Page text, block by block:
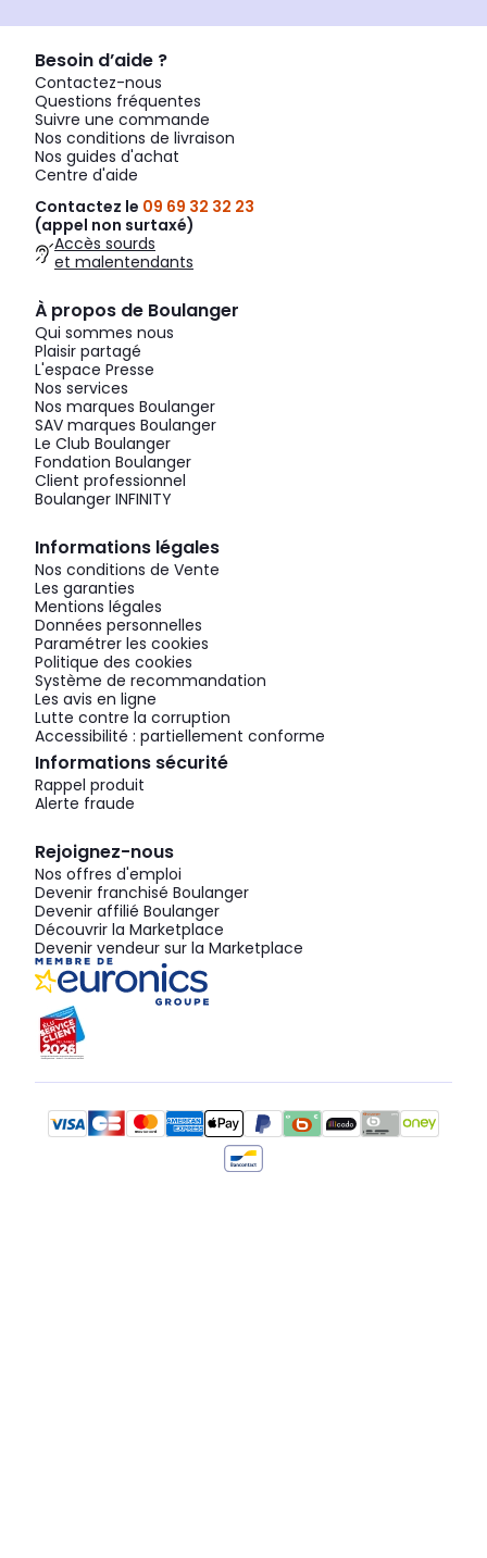
Besoin d’aide ?
Contactez-nous
Questions fréquentes
Suivre une commande
Nos conditions de livraison
Nos guides d'achat
Centre d'aide
Contactez le 09 69 32 32 23
(appel non surtaxé)
Accès sourds
et malentendants
À propos de Boulanger
Qui sommes nous
Plaisir partagé
L'espace Presse
Nos services
Nos marques Boulanger
SAV marques Boulanger
Le Club Boulanger
Fondation Boulanger
Client professionnel
Boulanger INFINITY
Informations légales
Nos conditions de Vente
Les garanties
Mentions légales
Données personnelles
Paramétrer les cookies
Politique des cookies
Système de recommandation
Les avis en ligne
Lutte contre la corruption
Accessibilité : partiellement conforme
Informations sécurité
Rappel produit
Alerte fraude
Rejoignez-nous
Nos offres d'emploi
Devenir franchisé Boulanger
Devenir affilié Boulanger
Découvrir la Marketplace
Devenir vendeur sur la Marketplace